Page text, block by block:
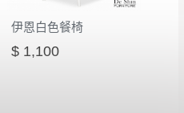
伊恩白色餐椅
$ 1,100